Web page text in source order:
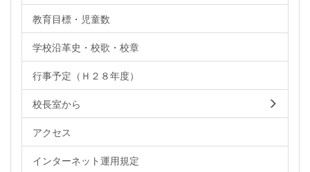
教育目標・児童数
学校沿革史・校歌・校章
行事予定（Ｈ２８年度）
校長室から
アクセス
インターネット運用規定